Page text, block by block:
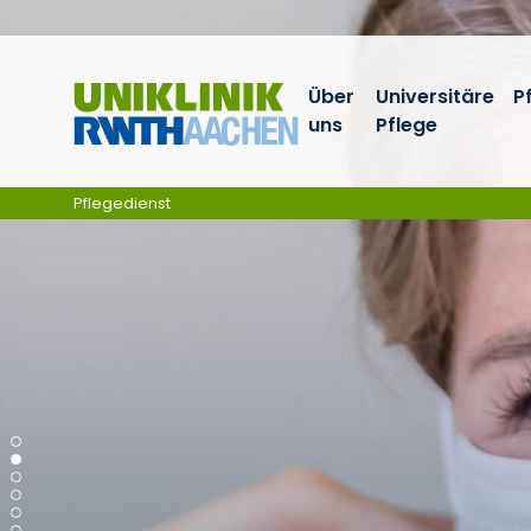
Über
uns
Universitäre
Pflege
Pflegedienst